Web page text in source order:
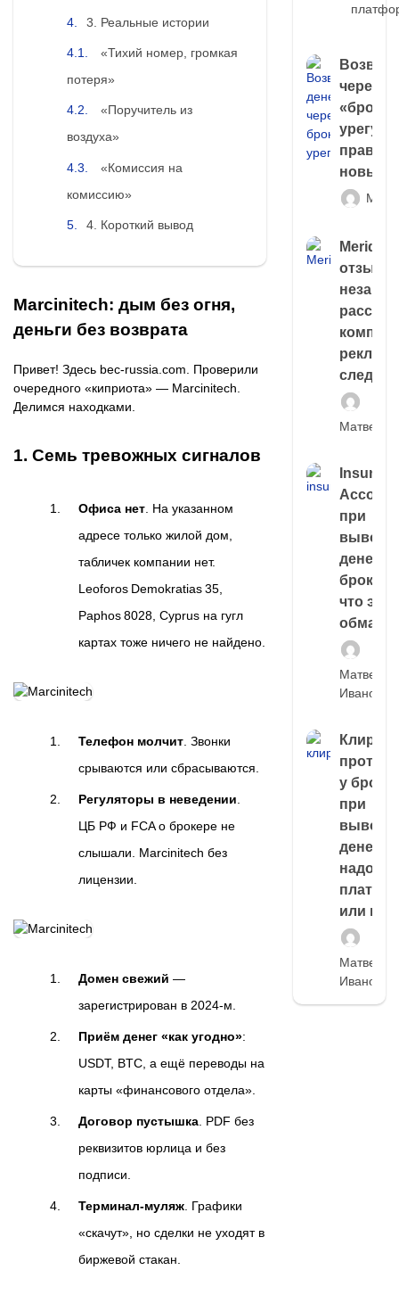
3. Реальные истории
«Тихий номер, громкая
потеря»
«Поручитель из
воздуха»
«Комиссия на
комиссию»
4. Короткий вывод
Marcinitech: дым без огня,
деньги без возврата
Привет! Здесь bec‑russia.com. Проверили
очередного «киприота» — Marcinitech.
Делимся находками.
1. Семь тревожных сигналов
Офиса нет . На указанном
адресе только жилой дом,
табличек компании нет.
Leoforos Demokratias 35,
Paphos 8028, Cyprus на гугл
картах тоже ничего не найдено.
Телефон молчит . Звонки
срываются или сбрасываются.
Регуляторы в неведении
ЦБ РФ и FCA о брокере не
слышали. Marcinitech без
лицензии.
Домен свежий —
зарегистрирован в 2024‑м.
Приём денег «как угодно»:
USDT, BTC, а ещё переводы на
карты «финансового отдела».
Договор пустышка . PDF без
реквизитов юрлица и без
подписи.
Терминал‑муляж . Графики
«скачут», но сделки не уходят в
биржевой стакан.
через
правда
новый
следа
Матвей
Account
при
выводе
денег у
что это,
обман?
Матвей
Иванов
Клиринг
у
при
выводе
денег,
надо
платить
или
Матвей
Иванов